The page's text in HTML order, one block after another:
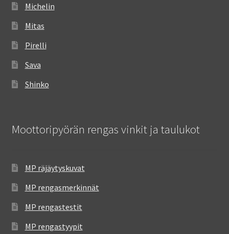
Michelin
Mitas
Pirelli
Sava
Shinko
Moottoripyörän rengas vinkit ja taulukot
MP räjäytyskuvat
MP rengasmerkinnät
MP rengastestit
MP rengastyypit